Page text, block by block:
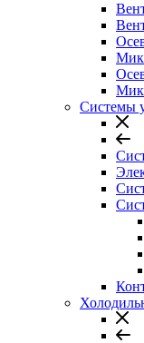
Системы